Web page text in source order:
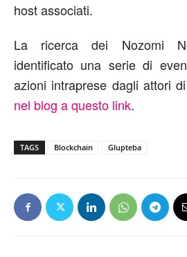
host associati.
La ricerca dei Nozomi
identificato una serie di
azioni intraprese dagli attori
nel blog a questo link.
TAGS Blockchain Glupteba